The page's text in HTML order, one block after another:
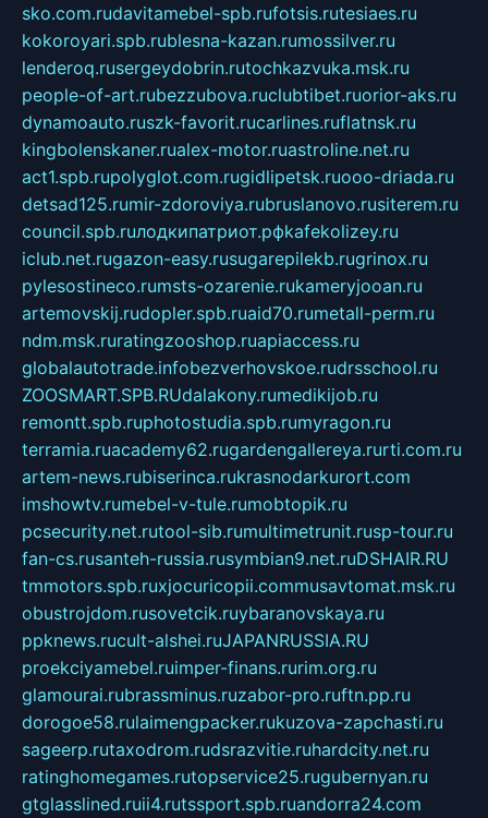
sko.com.rudavitamebel-spb.rufotsis.rutesiaes.ru
kokoroyari.spb.rublesna-kazan.rumossilver.ru
lenderoq.rusergeydobrin.rutochkazvuka.msk.ru
people-of-art.rubezzubova.ruclubtibet.ruorior-aks.ru
dynamoauto.ruszk-favorit.rucarlines.ruflatnsk.ru
kingbolenskaner.rualex-motor.ruastroline.net.ru
act1.spb.rupolyglot.com.rugidlipetsk.ruooo-driada.ru
detsad125.rumir-zdoroviya.rubruslanovo.rusiterem.ru
council.spb.ruлодкипатриот.рфkafekolizey.ru
iclub.net.rugazon-easy.rusugarepilekb.rugrinox.ru
pylesostineco.rumsts-ozarenie.rukameryjooan.ru
artemovskij.rudopler.spb.ruaid70.rumetall-perm.ru
ndm.msk.ruratingzooshop.ruapiaccess.ru
globalautotrade.infobezverhovskoe.rudrsschool.ru
ZOOSMART.SPB.RUdalakony.rumedikijob.ru
remontt.spb.ruphotostudia.spb.rumyragon.ru
terramia.ruacademy62.rugardengallereya.rurti.com.ru
artem-news.rubiserinca.rukrasnodarkurort.com
imshowtv.rumebel-v-tule.rumobtopik.ru
pcsecurity.net.rutool-sib.rumultimetrunit.rusp-tour.ru
fan-cs.rusanteh-russia.rusymbian9.net.ruDSHAIR.RU
tmmotors.spb.ruxjocuricopii.commusavtomat.msk.ru
obustrojdom.rusovetcik.ruybaranovskaya.ru
ppknews.rucult-alshei.ruJAPANRUSSIA.RU
proekciyamebel.ruimper-finans.rurim.org.ru
glamourai.rubrassminus.ruzabor-pro.ruftn.pp.ru
dorogoe58.rulaimengpacker.rukuzova-zapchasti.ru
sageerp.rutaxodrom.rudsrazvitie.ruhardcity.net.ru
ratinghomegames.rutopservice25.rugubernyan.ru
gtglasslined.ruii4.rutssport.spb.ruandorra24.com